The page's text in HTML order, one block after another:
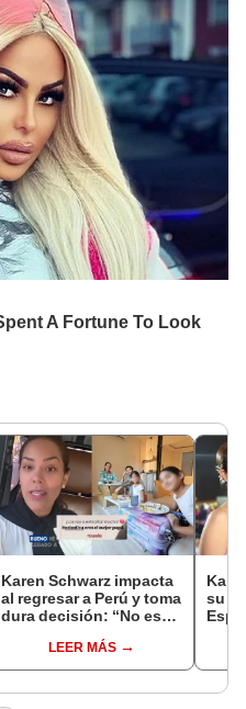
Karen Schwarz impacta
al regresar a Perú y toma
dura decisión: “No es
y a Ezio Oliva”
LEER MÁS
su